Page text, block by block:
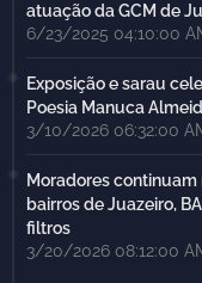
atuação da GCM de
6/23/2025 04:10:00
Exposição e sarau
Poesia Manuca
3/10/2026 06:32:00
Moradores
bairros de Juazeiro,
filtros
3/20/2026 08:12:00